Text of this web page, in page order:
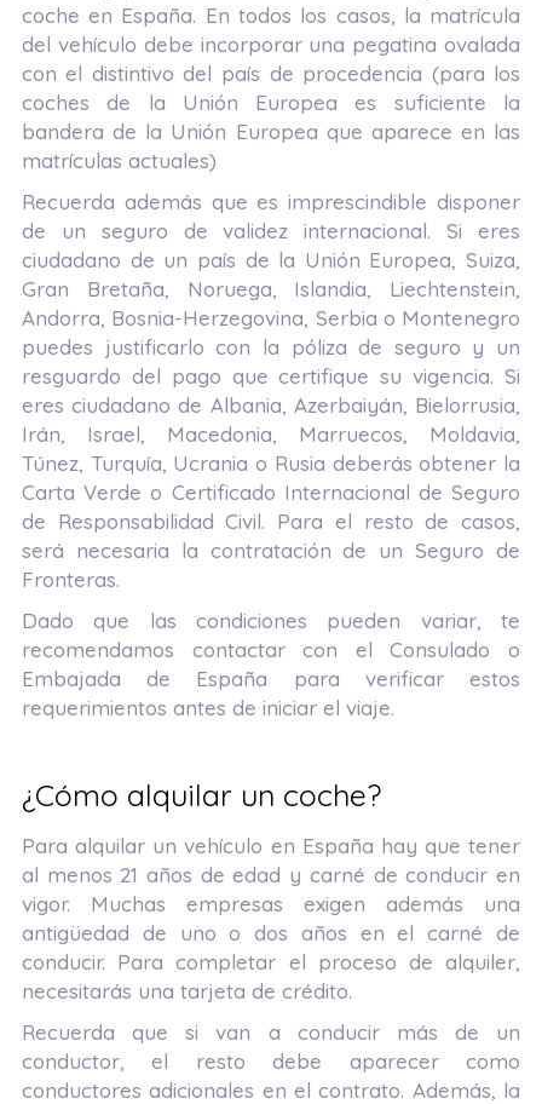
coche en España. En todos los casos, la matrícula
del vehículo debe incorporar una pegatina ovalada
con el distintivo del país de procedencia (para los
coches de la Unión Europea es suficiente la
bandera de la Unión Europea que aparece en las
matrículas actuales)
Recuerda además que es imprescindible disponer
de un seguro de validez internacional. Si eres
ciudadano de un país de la Unión Europea, Suiza,
Gran Bretaña, Noruega, Islandia, Liechtenstein,
Andorra, Bosnia-Herzegovina, Serbia o Montenegro
puedes justificarlo con la póliza de seguro y un
resguardo del pago que certifique su vigencia. Si
eres ciudadano de Albania, Azerbaiyán, Bielorrusia,
Irán, Israel, Macedonia, Marruecos, Moldavia,
Túnez, Turquía, Ucrania o Rusia deberás obtener la
Carta Verde o Certificado Internacional de Seguro
de Responsabilidad Civil. Para el resto de casos,
será necesaria la contratación de un Seguro de
Fronteras.
Dado que las condiciones pueden variar, te
recomendamos contactar con el Consulado o
Embajada de España para verificar estos
requerimientos antes de iniciar el viaje.
¿Cómo alquilar un coche?
Para alquilar un vehículo en España hay que tener
al menos 21 años de edad y carné de conducir en
vigor. Muchas empresas exigen además una
antigüedad de uno o dos años en el carné de
conducir. Para completar el proceso de alquiler,
necesitarás una tarjeta de crédito.
Recuerda que si van a conducir más de un
conductor, el resto debe aparecer como
conductores adicionales en el contrato. Además, la